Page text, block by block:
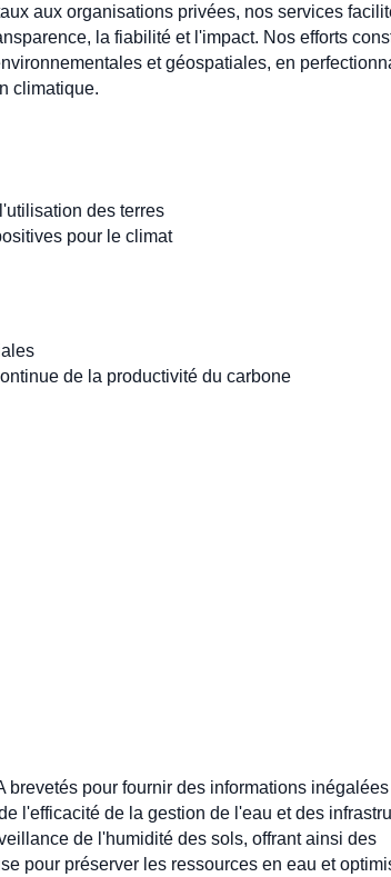
aux organisations privées, nos services
la fiabilité et l'impact. Nos efforts
et géospatiales, en
climatique.
des terres
pour le climat
de la productivité du carbone
pour fournir des informations
l'efficacité de la gestion de l'eau et des
de l'humidité des sols, offrant ainsi des
pour préserver les ressources en eau et